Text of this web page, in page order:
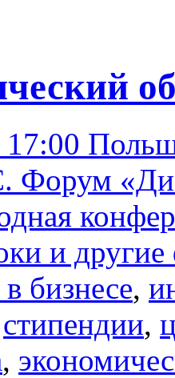
Форум
и
бизнесе,
стипендии,
,